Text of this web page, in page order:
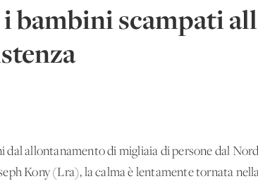
i bambini scampati
allontanamento di migliaia di persone dal
Kony (Lra), la calma è lentamente tornata